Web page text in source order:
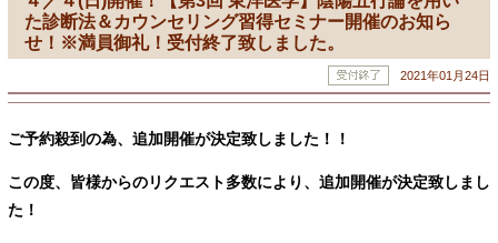
た診断法＆カウンセリング習得セミナー開催のお知ら
せ！※満員御礼！受付終了致しました。
2021年01月24日
ご予約殺到の為、追加開催が決定致しました！！
この度、皆様からのリクエスト多数により、追加開催が決定致しまし
た！